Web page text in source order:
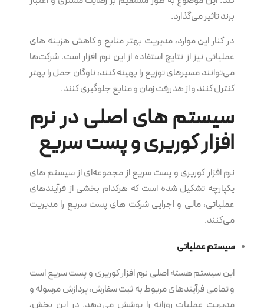
برند تاثیر می‌گذارد.
در کنار این موارد، مدیریت بهتر منابع و کاهش هزینه های
عملیاتی نیز از نتایج استفاده از این نرم‌ افزار است. شرکت‌ها
می‌توانند مسیرهای توزیع را بهینه کنند، ناوگان حمل را بهتر
کنترل کنند و از هدررفت زمان و منابع جلوگیری کنند.
سیستم های اصلی در نرم‌
افزار کوریری و پست سریع
نرم‌ افزار کوریری و پست سریع از مجموعه‌ای از سیستم های
یکپارچه تشکیل شده است که هرکدام بخشی از فرآیندهای
عملیاتی، مالی و اجرایی شرکت های پست سریع را مدیریت
می‌کنند.
سیستم عملیاتی
این سیستم هسته اصلی نرم‌ افزار کوریری و پست سریع است
و تمامی فرآیندهای مربوط به ثبت سفارش، پردازش مرسوله و
مدیریت عملیات روزانه را پوشش می‌دهد. در این بخش،